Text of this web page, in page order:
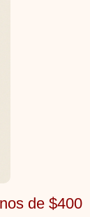
de $400